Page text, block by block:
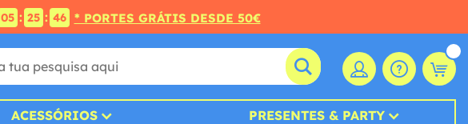
05 : 25 : 45 * PORTES GRÁTIS DESDE 50€
ACESSÓRIOS PRESENTES & PARTY